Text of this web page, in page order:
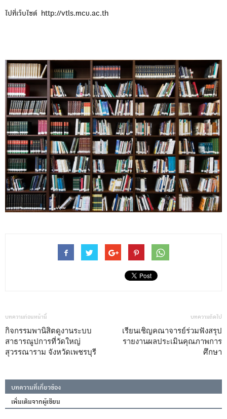
ไปที่เว็บไซต์ http://vtls.mcu.ac.th
บทความก่อนหน้านี้
กิจกรรมพานิสิตดูงานระบบ
สาธารณูปการที่วัดใหญ่
สุวรรณาราม จังหวัดเพชรบุรี
บทความถัดไป
เรียนเชิญคณาจารย์ร่วมฟังสรุป
รายงานผลประเมินคุณภาพการ
ศึกษา
บทความที่เกี่ยวข้อง
เพิ่มเติมจากผู้เขียน